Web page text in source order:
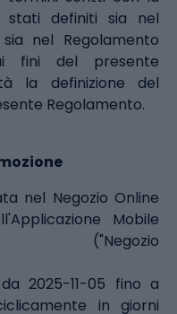
stati definiti sia nel
nel Regolamento
fini del presente
la definizione del
Regolamento.
nel Negozio Online
Mobile
("Negozio
2025-11-05 fino a
in giorni